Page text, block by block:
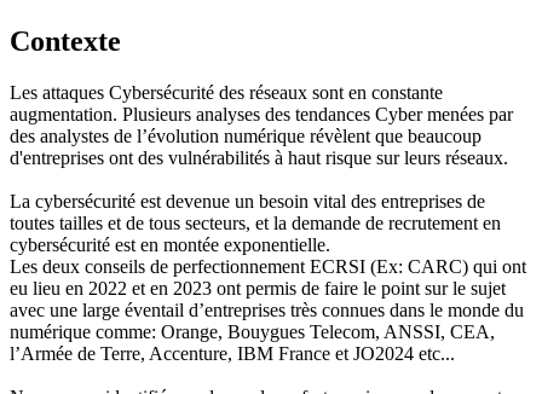
Contexte
Les attaques Cybersécurité des réseaux sont en constante
augmentation. Plusieurs analyses des tendances Cyber menées par
des analystes de l’évolution numérique révèlent que beaucoup
d'entreprises ont des vulnérabilités à haut risque sur leurs réseaux.
La cybersécurité est devenue un besoin vital des entreprises de
toutes tailles et de tous secteurs, et la demande de recrutement en
cybersécurité est en montée exponentielle.
Les deux conseils de perfectionnement ECRSI (Ex: CARC) qui ont
eu lieu en 2022 et en 2023 ont permis de faire le point sur le sujet
avec une large éventail d’entreprises très connues dans le monde du
numérique comme: Orange, Bouygues Telecom, ANSSI, CEA,
l’Armée de Terre, Accenture, IBM France et JO2024 etc...